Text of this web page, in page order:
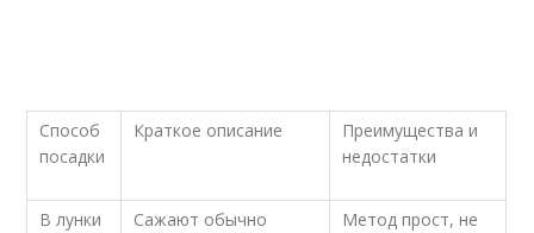
Способ
посадки
Краткое описание
Преимущества и
недостатки
В лунки
Сажают обычно
Метод прост, не